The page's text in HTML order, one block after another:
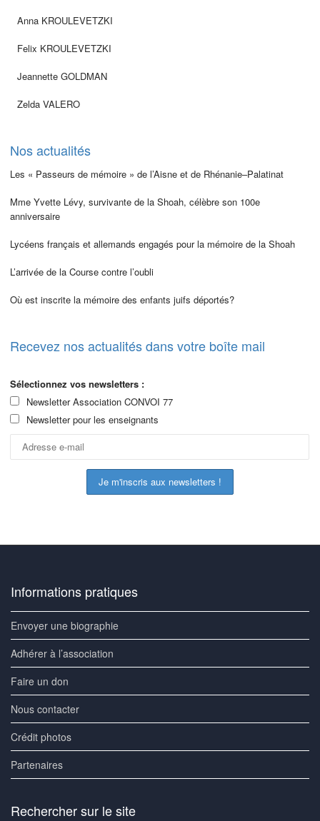
Anna KROULEVETZKI
Felix KROULEVETZKI
Jeannette GOLDMAN
Zelda VALERO
Nos actualités
Les « Passeurs de mémoire » de l’Aisne et de Rhénanie–Palatinat
Mme Yvette Lévy, survivante de la Shoah, célèbre son 100e
anniversaire
Lycéens français et allemands engagés pour la mémoire de la Shoah
L’arrivée de la Course contre l’oubli
Où est inscrite la mémoire des enfants juifs déportés?
Recevez nos actualités dans votre boîte mail
Sélectionnez vos newsletters :
Newsletter Association CONVOI 77
Newsletter pour les enseignants
Informations pratiques
Envoyer une biographie
Adhérer à l’association
Faire un don
Nous contacter
Crédit photos
Partenaires
Rechercher sur le site